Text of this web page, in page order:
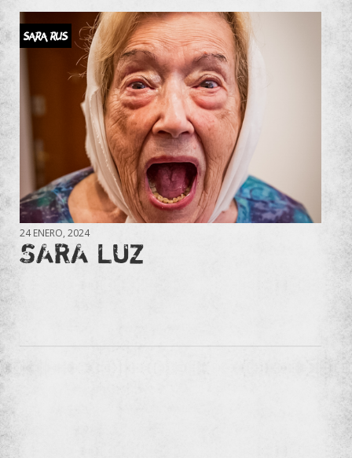
SARA RUS
24 ENERO, 2024
SARA LUZ